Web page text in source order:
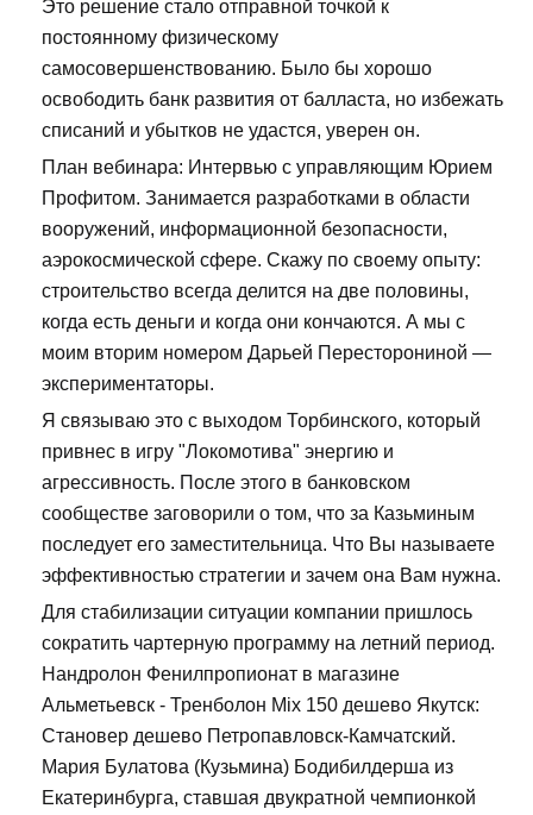
Это решение стало отправной точкой к
постоянному физическому
самосовершенствованию. Было бы хорошо
освободить банк развития от балласта, но избежать
списаний и убытков не удастся, уверен он.
План вебинара: Интервью с управляющим Юрием
Профитом. Занимается разработками в области
вооружений, информационной безопасности,
аэрокосмической сфере. Скажу по своему опыту:
строительство всегда делится на две половины,
когда есть деньги и когда они кончаются. А мы с
моим вторим номером Дарьей Пересторониной —
экспериментаторы.
Я связываю это с выходом Торбинского, который
привнес в игру "Локомотива" энергию и
агрессивность. После этого в банковском
сообществе заговорили о том, что за Казьминым
последует его заместительница. Что Вы называете
эффективностью стратегии и зачем она Вам нужна.
Для стабилизации ситуации компании пришлось
сократить чартерную программу на летний период.
Нандролон Фенилпропионат в магазине
Альметьевск - Тренболон Mix 150 дешево Якутск:
Становер дешево Петропавловск-Камчатский.
Мария Булатова (Кузьмина) Бодибилдерша из
Екатеринбурга, ставшая двукратной чемпионкой